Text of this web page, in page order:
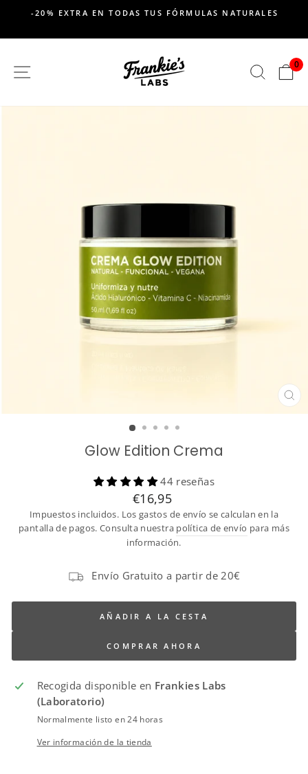
contenido
de
diapositivas
-20% EXTRA EN TODAS TUS FÓRMULAS NATURALES
SITIO DE NAVEGACION 0
Glow Edition Crema
44 reseñas
Translation
missing:
es.products.general.regular_price
€16,95
Impuestos incluidos. Los gastos de envío se calculan en la
pantalla de pagos. Consulta nuestra política de envío para más
información.
Envío Gratuito a partir de 20€
AÑADIR A LA CESTA
COMPRAR AHORA
Recogida disponible en Frankies Labs
(Laboratorio)
Normalmente listo en 24 horas
Ver información de la tienda